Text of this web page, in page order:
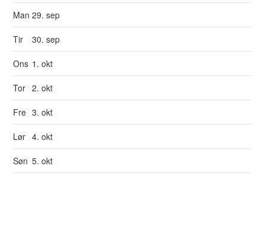
Man29. sep
Tir 30. sep
Ons 1. okt
Tor 2. okt
Fre 3. okt
Lør 4. okt
Søn 5. okt